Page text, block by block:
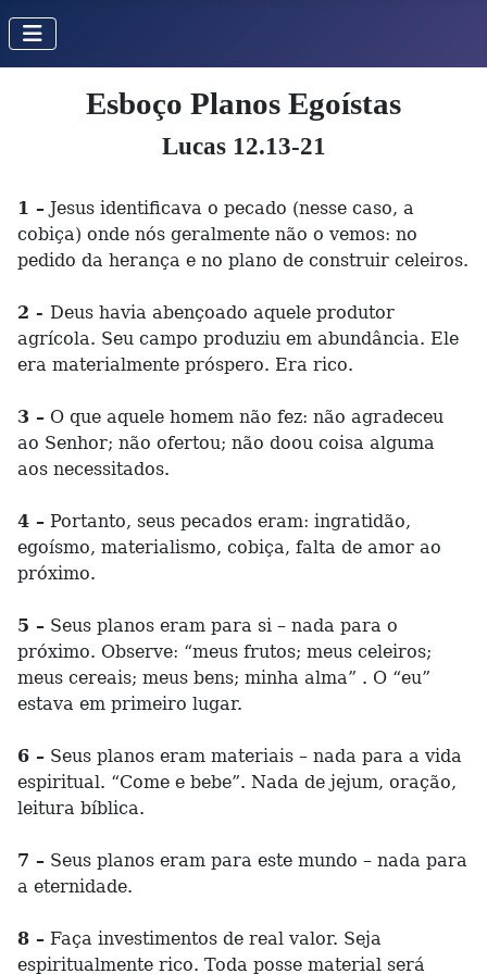
Esboço Planos Egoístas
Lucas 12.13-21
1 – Jesus identificava o pecado (nesse caso, a
cobiça) onde nós geralmente não o vemos: no
pedido da herança e no plano de construir celeiros.
2 - Deus havia abençoado aquele produtor
agrícola. Seu campo produziu em abundância. Ele
era materialmente próspero. Era rico.
3 – O que aquele homem não fez: não agradeceu
ao Senhor; não ofertou; não doou coisa alguma
aos necessitados.
4 – Portanto, seus pecados eram: ingratidão,
egoísmo, materialismo, cobiça, falta de amor ao
próximo.
5 – Seus planos eram para si – nada para o
próximo. Observe: “meus frutos; meus celeiros;
meus cereais; meus bens; minha alma” . O “eu”
estava em primeiro lugar.
6 – Seus planos eram materiais – nada para a vida
espiritual. “Come e bebe”. Nada de jejum, oração,
leitura bíblica.
7 – Seus planos eram para este mundo – nada para
a eternidade.
8 – Faça investimentos de real valor. Seja
espiritualmente rico. Toda posse material será